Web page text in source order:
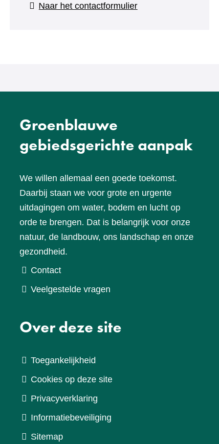
Naar het contactformulier(verwijst
Groenblauwe
gebiedsgerichte aanpak
We willen allemaal een goede toekomst.
Daarbij staan we voor grote en urgente
uitdagingen om water, bodem en lucht op
orde te brengen. Dat is belangrijk voor onze
natuur, de landbouw, ons landschap en onze
gezondheid.
Contact
Veelgestelde vragen
Over deze site
Toegankelijkheid
Cookies op deze site
Privacyverklaring
Informatiebeveiliging
Sitemap